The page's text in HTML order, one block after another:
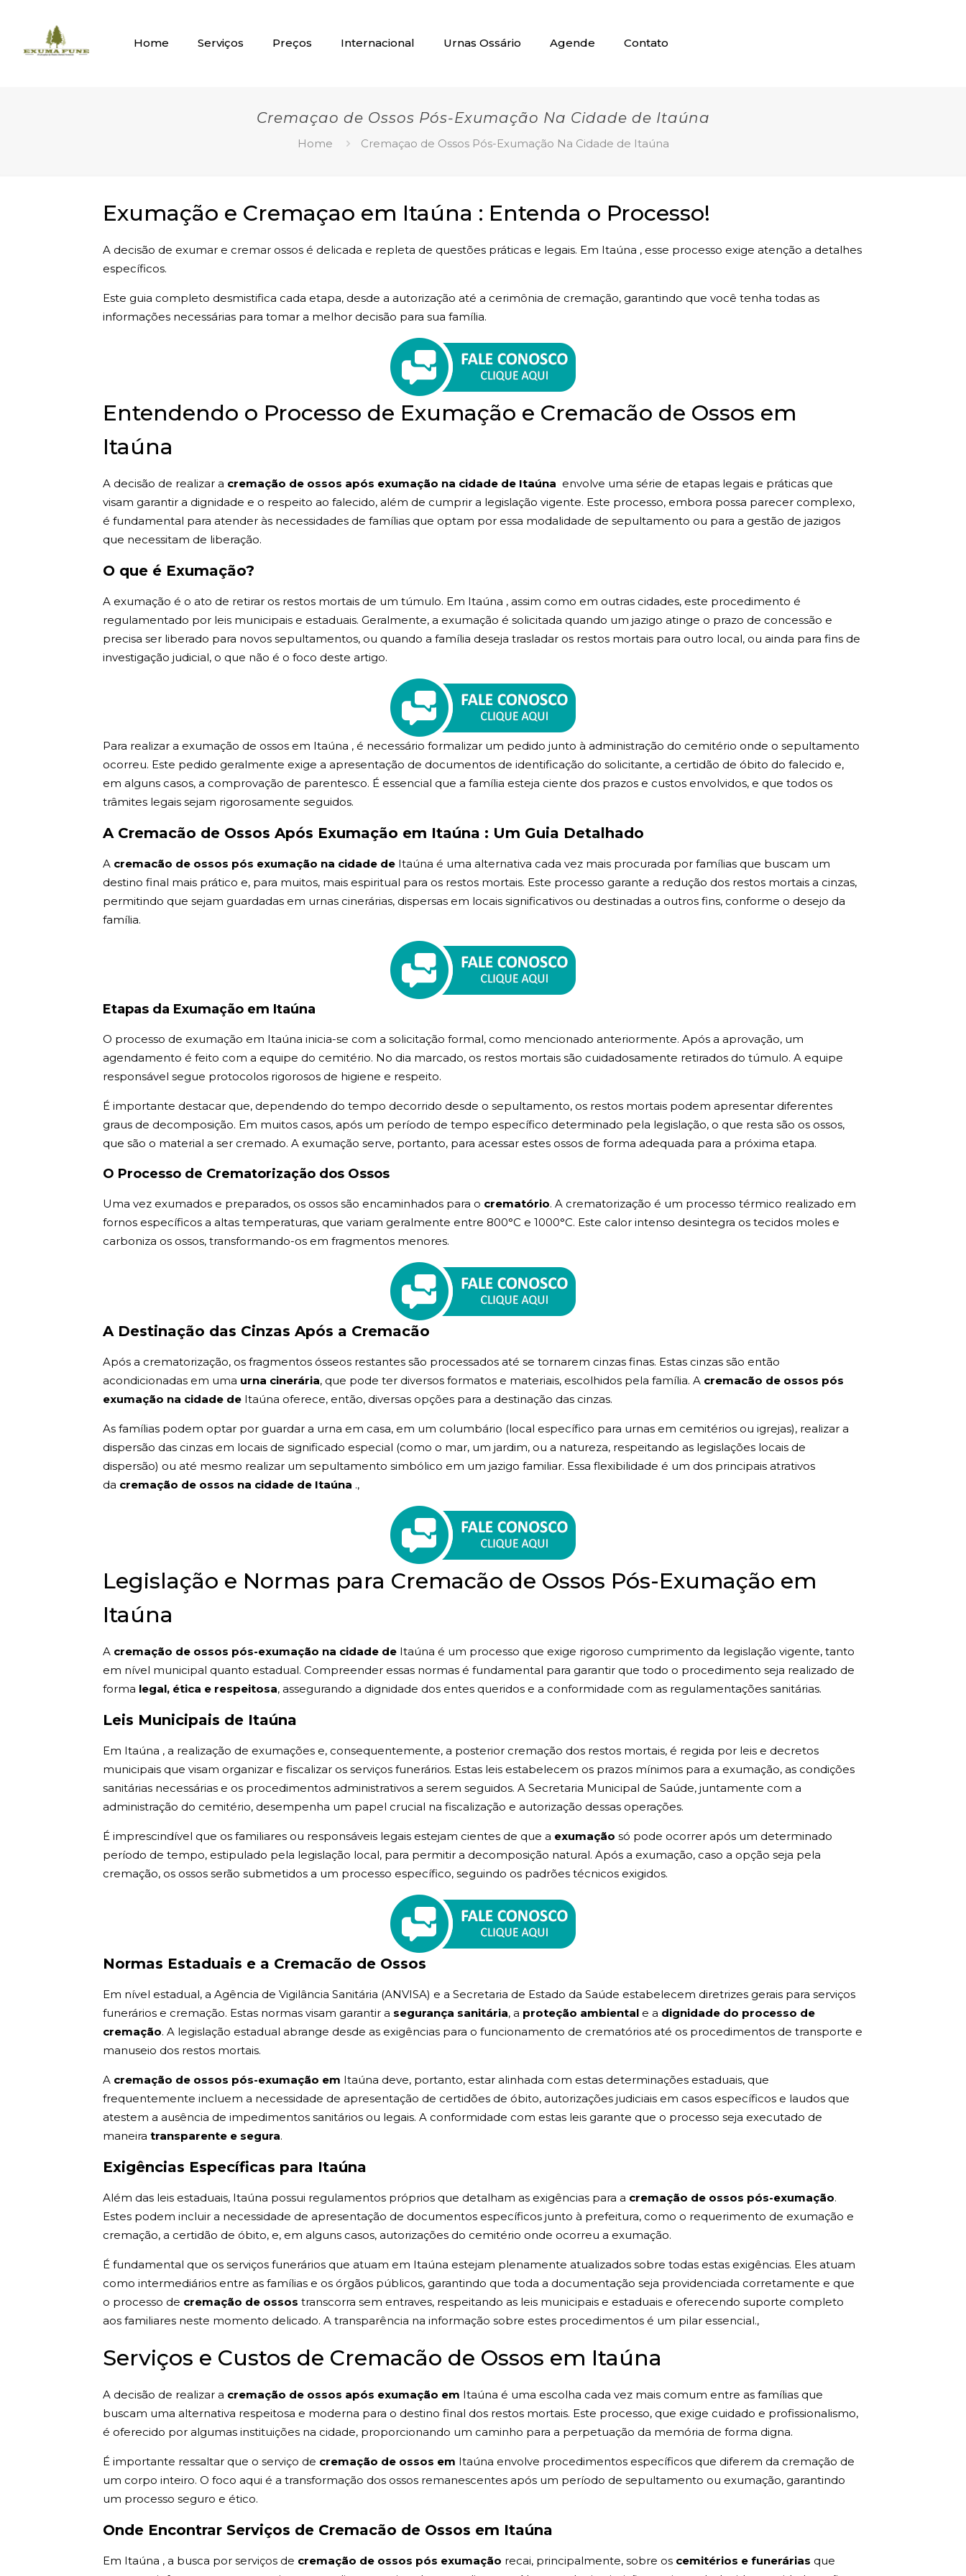
Home Serviços Preços Internacional Urnas Ossário Agende Contato
Cremaçao de Ossos Pós-Exumação Na Cidade de Itaúna
Home Cremaçao de Ossos Pós-Exumação Na Cidade de Itaúna
Exumação e Cremaçao em Itaúna : Entenda o Processo!
A decisão de exumar e cremar ossos é delicada e repleta de questões práticas e legais. Em Itaúna , esse processo exige atenção a detalhes
específicos.
Este guia completo desmistifica cada etapa, desde a autorização até a cerimônia de cremação, garantindo que você tenha todas as
informações necessárias para tomar a melhor decisão para sua família.
Entendendo o Processo de Exumação e Cremacão de Ossos em
Itaúna
A decisão de realizar a cremação de ossos após exumação na cidade de Itaúna envolve uma série de etapas legais e práticas que
visam garantir a dignidade e o respeito ao falecido, além de cumprir a legislação vigente. Este processo, embora possa parecer complexo,
é fundamental para atender às necessidades de famílias que optam por essa modalidade de sepultamento ou para a gestão de jazigos
que necessitam de liberação.
O que é Exumação?
A exumação é o ato de retirar os restos mortais de um túmulo. Em Itaúna , assim como em outras cidades, este procedimento é
regulamentado por leis municipais e estaduais. Geralmente, a exumação é solicitada quando um jazigo atinge o prazo de concessão e
precisa ser liberado para novos sepultamentos, ou quando a família deseja trasladar os restos mortais para outro local, ou ainda para fins de
investigação judicial, o que não é o foco deste artigo.
Para realizar a exumação de ossos em Itaúna , é necessário formalizar um pedido junto à administração do cemitério onde o sepultamento
ocorreu. Este pedido geralmente exige a apresentação de documentos de identificação do solicitante, a certidão de óbito do falecido e,
em alguns casos, a comprovação de parentesco. É essencial que a família esteja ciente dos prazos e custos envolvidos, e que todos os
trâmites legais sejam rigorosamente seguidos.
A Cremacão de Ossos Após Exumação em Itaúna : Um Guia Detalhado
A cremacão de ossos pós exumação na cidade de Itaúna é uma alternativa cada vez mais procurada por famílias que buscam um
destino final mais prático e, para muitos, mais espiritual para os restos mortais. Este processo garante a redução dos restos mortais a cinzas,
permitindo que sejam guardadas em urnas cinerárias, dispersas em locais significativos ou destinadas a outros fins, conforme o desejo da
família.
Etapas da Exumação em Itaúna
O processo de exumação em Itaúna inicia-se com a solicitação formal, como mencionado anteriormente. Após a aprovação, um
agendamento é feito com a equipe do cemitério. No dia marcado, os restos mortais são cuidadosamente retirados do túmulo. A equipe
responsável segue protocolos rigorosos de higiene e respeito.
É importante destacar que, dependendo do tempo decorrido desde o sepultamento, os restos mortais podem apresentar diferentes
graus de decomposição. Em muitos casos, após um período de tempo específico determinado pela legislação, o que resta são os ossos,
que são o material a ser cremado. A exumação serve, portanto, para acessar estes ossos de forma adequada para a próxima etapa.
O Processo de Crematorização dos Ossos
Uma vez exumados e preparados, os ossos são encaminhados para o crematório. A crematorização é um processo térmico realizado em
fornos específicos a altas temperaturas, que variam geralmente entre 800°C e 1000°C. Este calor intenso desintegra os tecidos moles e
carboniza os ossos, transformando-os em fragmentos menores.
A Destinação das Cinzas Após a Cremacão
Após a crematorização, os fragmentos ósseos restantes são processados até se tornarem cinzas finas. Estas cinzas são então
acondicionadas em uma urna cinerária, que pode ter diversos formatos e materiais, escolhidos pela família. A cremacão de ossos pós
exumação na cidade de Itaúna oferece, então, diversas opções para a destinação das cinzas.
As famílias podem optar por guardar a urna em casa, em um columbário (local específico para urnas em cemitérios ou igrejas), realizar a
dispersão das cinzas em locais de significado especial (como o mar, um jardim, ou a natureza, respeitando as legislações locais de
dispersão) ou até mesmo realizar um sepultamento simbólico em um jazigo familiar. Essa flexibilidade é um dos principais atrativos
da cremação de ossos na cidade de Itaúna .,
Legislação e Normas para Cremacão de Ossos Pós-Exumação em
Itaúna
A cremação de ossos pós-exumação na cidade de Itaúna é um processo que exige rigoroso cumprimento da legislação vigente, tanto
em nível municipal quanto estadual. Compreender essas normas é fundamental para garantir que todo o procedimento seja realizado de
forma legal, ética e respeitosa, assegurando a dignidade dos entes queridos e a conformidade com as regulamentações sanitárias.
Leis Municipais de Itaúna
Em Itaúna , a realização de exumações e, consequentemente, a posterior cremação dos restos mortais, é regida por leis e decretos
municipais que visam organizar e fiscalizar os serviços funerários. Estas leis estabelecem os prazos mínimos para a exumação, as condições
sanitárias necessárias e os procedimentos administrativos a serem seguidos. A Secretaria Municipal de Saúde, juntamente com a
administração do cemitério, desempenha um papel crucial na fiscalização e autorização dessas operações.
É imprescindível que os familiares ou responsáveis legais estejam cientes de que a exumação só pode ocorrer após um determinado
período de tempo, estipulado pela legislação local, para permitir a decomposição natural. Após a exumação, caso a opção seja pela
cremação, os ossos serão submetidos a um processo específico, seguindo os padrões técnicos exigidos.
Normas Estaduais e a Cremacão de Ossos
Em nível estadual, a Agência de Vigilância Sanitária (ANVISA) e a Secretaria de Estado da Saúde estabelecem diretrizes gerais para serviços
funerários e cremação. Estas normas visam garantir a segurança sanitária, a proteção ambientale a dignidade do processo de
cremação. A legislação estadual abrange desde as exigências para o funcionamento de crematórios até os procedimentos de transporte e
manuseio dos restos mortais.
A cremação de ossos pós-exumação em Itaúna deve, portanto, estar alinhada com estas determinações estaduais, que
frequentemente incluem a necessidade de apresentação de certidões de óbito, autorizações judiciais em casos específicos e laudos que
atestem a ausência de impedimentos sanitários ou legais. A conformidade com estas leis garante que o processo seja executado de
maneira transparente e segura.
Exigências Específicas para Itaúna
Além das leis estaduais, Itaúna possui regulamentos próprios que detalham as exigências para a cremação de ossos pós-exumação.
Estes podem incluir a necessidade de apresentação de documentos específicos junto à prefeitura, como o requerimento de exumação e
cremação, a certidão de óbito, e, em alguns casos, autorizações do cemitério onde ocorreu a exumação.
É fundamental que os serviços funerários que atuam em Itaúna estejam plenamente atualizados sobre todas estas exigências. Eles atuam
como intermediários entre as famílias e os órgãos públicos, garantindo que toda a documentação seja providenciada corretamente e que
o processo de cremação de ossos transcorra sem entraves, respeitando as leis municipais e estaduais e oferecendo suporte completo
aos familiares neste momento delicado. A transparência na informação sobre estes procedimentos é um pilar essencial.,
Serviços e Custos de Cremacão de Ossos em Itaúna
A decisão de realizar a cremação de ossos após exumação em Itaúna é uma escolha cada vez mais comum entre as famílias que
buscam uma alternativa respeitosa e moderna para o destino final dos restos mortais. Este processo, que exige cuidado e profissionalismo,
é oferecido por algumas instituições na cidade, proporcionando um caminho para a perpetuação da memória de forma digna.
É importante ressaltar que o serviço de cremação de ossos em Itaúna envolve procedimentos específicos que diferem da cremação de
um corpo inteiro. O foco aqui é a transformação dos ossos remanescentes após um período de sepultamento ou exumação, garantindo
um processo seguro e ético.
Onde Encontrar Serviços de Cremacão de Ossos em Itaúna
Em Itaúna , a busca por serviços de cremação de ossos pós exumação recai, principalmente, sobre os cemitérios e funerárias que